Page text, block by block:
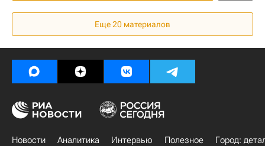
Имущество
ВИМ-Авиа
Москва
Великобритания
Россия
Татнефть
Еще20 материалов
Новости Аналитика Интервью Полезное
Город: